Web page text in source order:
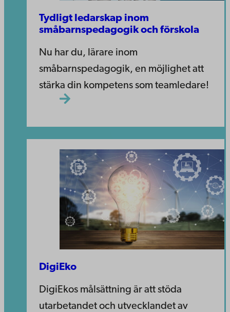
Tydligt ledarskap inom
småbarnspedagogik och förskola
Nu har du, lärare inom
småbarnspedagogik, en möjlighet att
stärka din kompetens som teamledare!
DigiEko
DigiEkos målsättning är att stöda
utarbetandet och utvecklandet av